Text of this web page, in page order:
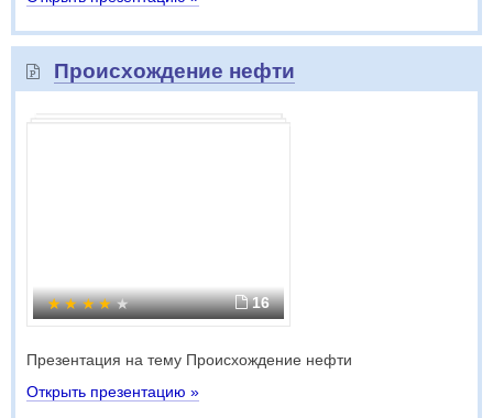
Происхождение нефти
16
Презентация на тему Происхождение нефти
Открыть презентацию »